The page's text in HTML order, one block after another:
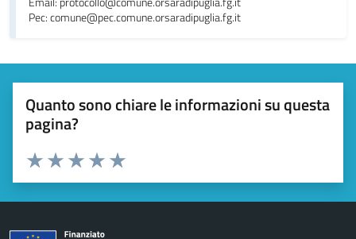
Pec: comune@pec.comune.orsaradipuglia.fg.it
Quanto sono chiare le informazioni su questa
pagina?
Valuta da 1 a 5 stelle la pagina
Valuta 5 stelle su 5
Valuta 4 stelle su 5
Valuta 3 stelle su 5
Valuta 2 stelle su 5
Valuta 1 stelle su 5